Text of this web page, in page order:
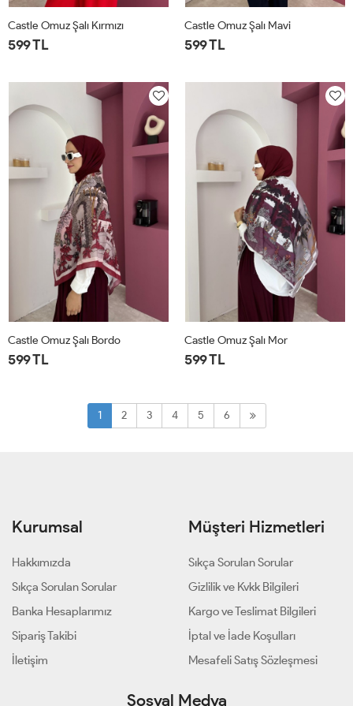
Castle Omuz Şalı Kırmızı
599 TL
Castle Omuz Şalı Mavi
599 TL
Castle Omuz Şalı Bordo
599 TL
Castle Omuz Şalı Mor
599 TL
1 2 3 4 5 6
Kurumsal
Hakkımızda
Sıkça Sorulan Sorular
Banka Hesaplarımız
Sipariş Takibi
İletişim
Müşteri Hizmetleri
Sıkça Sorulan Sorular
Gizlilik ve Kvkk Bilgileri
Kargo ve Teslimat Bilgileri
İptal ve İade Koşulları
Mesafeli Satış Sözleşmesi
Sosyal Medya